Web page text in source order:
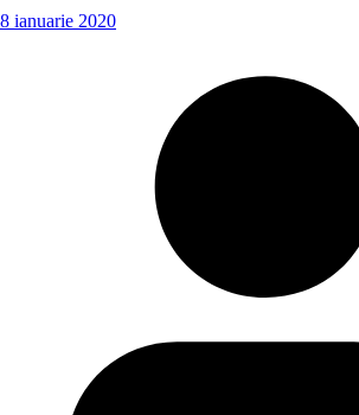
8 ianuarie 2020